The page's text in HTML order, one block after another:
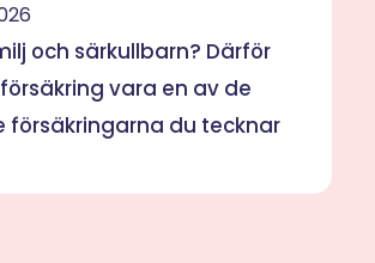
och särkullbarn? Därför
vara en av de
försäkringarna du tecknar